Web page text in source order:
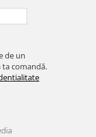
de un
ta comandă.